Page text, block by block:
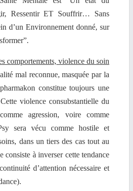
Ressentir ET Souffrir… Sans
d’un Environnement donné, sur
comportements, violence du soin
mal reconnue, masquée par la
constitue toujours une
violence consubstantielle du
agression, voire comme
sera vécu comme hostile et
dans un tiers des cas tout au
à inverser cette tendance
d’attention nécessaire et